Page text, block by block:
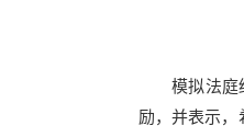
模拟法庭
励，并表示，